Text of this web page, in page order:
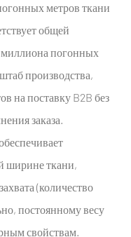
метров ткани
общей
миллиона погонных
производства,
на поставку B2B без
заказа.
ширине ткани,
(количество
постоянному весу
свойствам.